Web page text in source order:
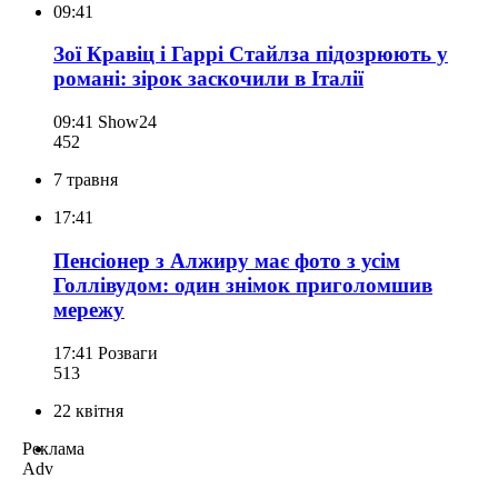
09:41
Зої Кравіц і Гаррі Стайлза підозрюють у
романі: зірок заскочили в Італії
09:41 Show24
452
7 травня
17:41
Пенсіонер з Алжиру має фото з усім
Голлівудом: один знімок приголомшив
мережу
17:41 Розваги
513
22 квітня
Реклама
Adv